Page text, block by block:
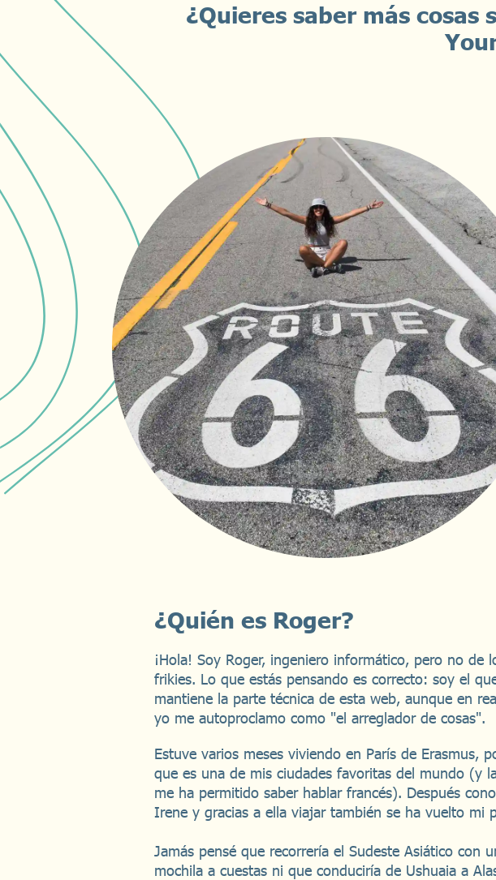
¿Quieres saber más
¿Quién es Roger?
¡Hola! Soy Roger, ingeniero informático, pero no de
frikies. Lo que estás pensando es correcto: soy el
mantiene la parte técnica de esta web, aunque en
yo me autoproclamo como "el arreglador de cosas".
Estuve varios meses viviendo en París de Erasmus,
que es una de mis ciudades favoritas del mundo (y
me ha permitido saber hablar francés). Después
Irene y gracias a ella viajar también se ha vuelto mi
Jamás pensé que recorrería el Sudeste Asiático con
mochila a cuestas ni que conduciría de Ushuaia a